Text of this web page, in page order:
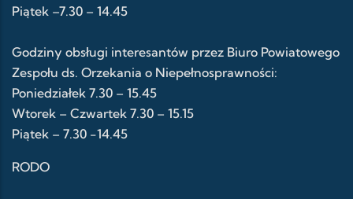
Piątek –7.30 – 14.45
Godziny obsługi interesantów przez Biuro Powiatowego
Zespołu ds. Orzekania o Niepełnosprawności:
Poniedziałek 7.30 – 15.45
Wtorek – Czwartek 7.30 – 15.15
Piątek – 7.30 -14.45
RODO